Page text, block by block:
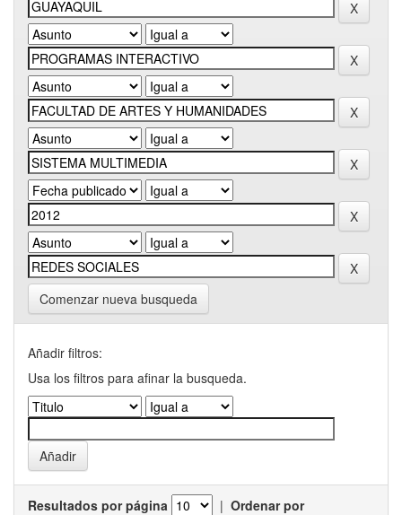
Comenzar nueva busqueda
Añadir filtros:
Usa los filtros para afinar la busqueda.
Resultados por página | Ordenar por